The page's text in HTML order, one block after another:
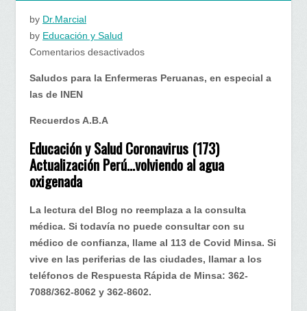
by Dr.Marcial
by Educación y Salud
Comentarios desactivadosen
Actualización
agua
oxigenada
Saludos para la Enfermeras Peruanas, en especial a
las de INEN
Recuerdos A.B.A
Educación y Salud Coronavirus (173)
Actualización Perú…volviendo al agua
oxigenada
La lectura del Blog no reemplaza a la consulta
médica. Si todavía no puede consultar con su
médico de confianza, llame al 113 de Covid Minsa. Si
vive en las periferias de las ciudades, llamar a los
teléfonos de Respuesta Rápida de Minsa: 362-
7088/362-8062 y 362-8602.